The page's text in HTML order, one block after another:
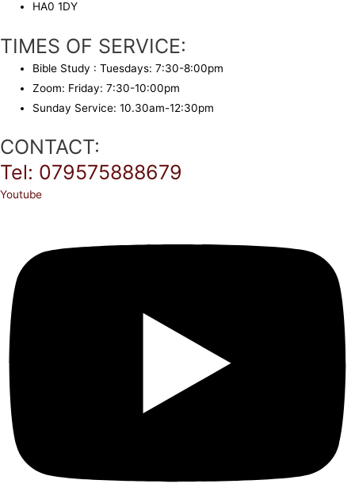
HA0 1DY
TIMES OF SERVICE:
Bible Study : Tuesdays: 7:30-8:00pm
Zoom: Friday: 7:30-10:00pm
Sunday Service: 10.30am-12:30pm
CONTACT:
Tel: 079575888679
Youtube